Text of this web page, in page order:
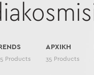
Products
ΑΡΧΙΚΗ
35 Products